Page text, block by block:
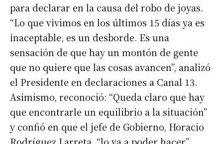
para declarar en la causa del robo de joyas.
“Lo que vivimos en los últimos 15 días ya es
inaceptable, es un desborde. Es una
sensación de que hay un montón de gente
que no quiere que las cosas avancen”, analizó
el Presidente en declaraciones a Canal 13.
Asimismo, reconoció: “Queda claro que hay
que encontrarle un equilibrio a la situación”
y confió en que el jefe de Gobierno, Horacio
Rodríguez Larreta, “lo va a poder hacer”.